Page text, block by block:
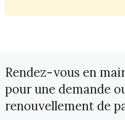
Rendez-vous en
pour une demande
renouvellement de